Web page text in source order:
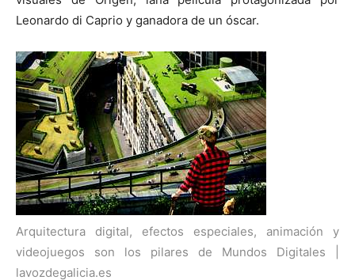
Leonardo di Caprio y ganadora de un óscar.
Arquitectura digital, efectos especiales, animación y
videojuegos son los pilares de Mundos Digitales |
lavozdegalicia.es